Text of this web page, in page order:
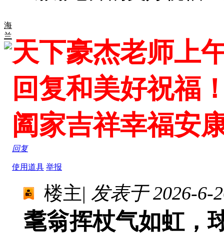
海
兰
天下豪杰老师上
回复和美好祝福
阖家吉祥幸福安
回复
使用道具 举报
楼主| 发表于 2026-6-
耄翁挥杖气如虹，